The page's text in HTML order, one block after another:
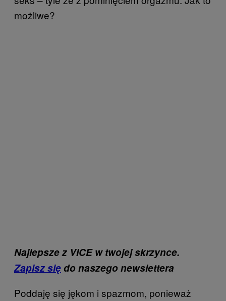
możliwe?
Najlepsze z VICE w twojej skrzynce.
Zapisz siędo naszego newslettera
Poddaję się jękom i spazmom, ponieważ